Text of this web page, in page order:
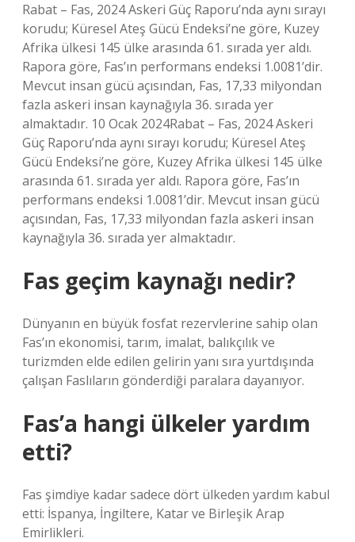
Rabat – Fas, 2024 Askeri Güç Raporu’nda aynı sırayı
korudu; Küresel Ateş Gücü Endeksi’ne göre, Kuzey
Afrika ülkesi 145 ülke arasında 61. sırada yer aldı.
Rapora göre, Fas’ın performans endeksi 1.0081’dir.
Mevcut insan gücü açısından, Fas, 17,33 milyondan
fazla askeri insan kaynağıyla 36. sırada yer
almaktadır. 10 Ocak 2024Rabat – Fas, 2024 Askeri
Güç Raporu’nda aynı sırayı korudu; Küresel Ateş
Gücü Endeksi’ne göre, Kuzey Afrika ülkesi 145 ülke
arasında 61. sırada yer aldı. Rapora göre, Fas’ın
performans endeksi 1.0081’dir. Mevcut insan gücü
açısından, Fas, 17,33 milyondan fazla askeri insan
kaynağıyla 36. sırada yer almaktadır.
Fas geçim kaynağı nedir?
Dünyanın en büyük fosfat rezervlerine sahip olan
Fas’ın ekonomisi, tarım, imalat, balıkçılık ve
turizmden elde edilen gelirin yanı sıra yurtdışında
çalışan Faslıların gönderdiği paralara dayanıyor.
Fas’a hangi ülkeler yardım
etti?
Fas şimdiye kadar sadece dört ülkeden yardım kabul
etti: İspanya, İngiltere, Katar ve Birleşik Arap
Emirlikleri.